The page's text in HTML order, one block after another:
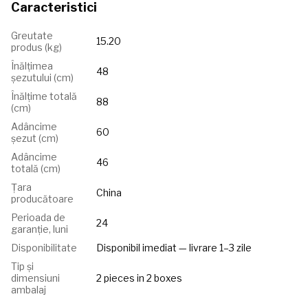
Caracteristici
Greutate
produs (kg)
15.20
Înălțimea
șezutului (сm)
48
Înălțime totală
(cm)
88
Adâncime
șezut (cm)
60
Adâncime
totală (cm)
46
Țara
producătoare
China
Perioada de
garanție, luni
24
Disponibilitate
Disponibil imediat — livrare 1–3 zile
Tip și
dimensiuni
ambalaj
2 pieces in 2 boxes